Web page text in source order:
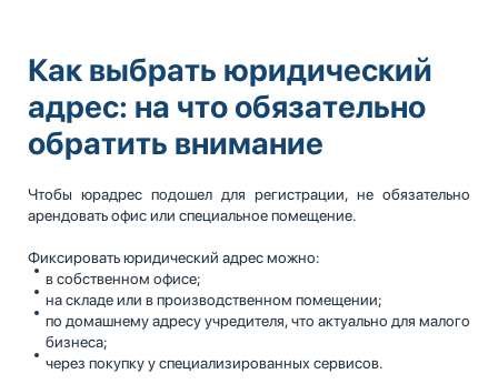
Как выбрать юридический
адрес: на что обязательно
обратить внимание
Чтобы юрадрес подошел для регистрации, не обязательно
арендовать офис или специальное помещение.
Фиксировать юридический адрес можно:
в собственном офисе;
на складе или в производственном помещении;
по домашнему адресу учредителя, что актуально для малого
бизнеса;
через покупку у специализированных сервисов.